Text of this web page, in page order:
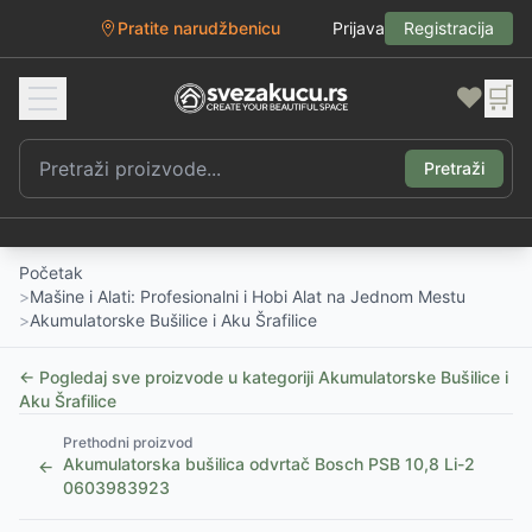
Pratite narudžbenicu Prijava Registracija
❤️ 🛒
Pretraži
Početak
>Mašine i Alati: Profesionalni i Hobi Alat na Jednom Mestu
>Akumulatorske Bušilice i Aku Šrafilice
← Pogledaj sve proizvode u kategoriji Akumulatorske Bušilice i
Aku Šrafilice
←
Prethodni proizvod
Akumulatorska bušilica odvrtač Bosch PSB 10,8 Li-2
0603983923